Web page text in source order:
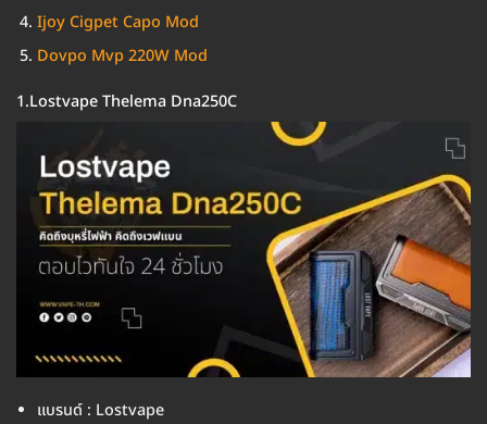
Ijoy Cigpet Capo Mod
Dovpo Mvp 220W Mod
1.Lostvape Thelema Dna250C
แบรนด์ : Lostvape